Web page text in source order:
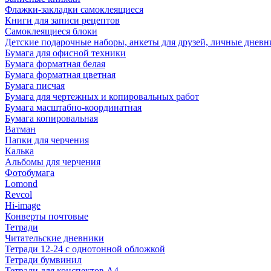
Флажки-закладки самоклеящиеся
Книги для записи рецептов
Самоклеящиеся блоки
Детские подарочные наборы, анкеты для друзей, личные
Бумага для офисной техники
Бумага форматная белая
Бумага форматная цветная
Бумага писчая
Бумага для чертежных и копировальных работ
Бумага масштабно-координатная
Бумага копировальная
Ватман
Папки для черчения
Калька
Альбомы для черчения
Фотобумага
Lomond
Revcol
Hi-image
Конверты почтовые
Тетради
Читательские дневники
Тетради 12-24 с однотонной обложкой
Тетради бумвинил